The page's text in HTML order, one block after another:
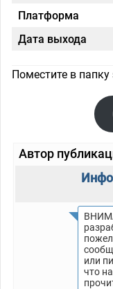
Платформа
Дата выхода
Поместите в папку
Автор
или
что